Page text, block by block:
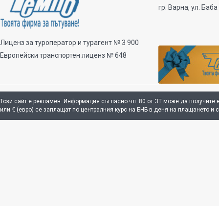
Лиценз за туроператор и турагент № 3 900
Европейски транспортен лиценз № 648
гр. Варна, ул.
Този сайт е рекламен. Информация съгласно чл. 80 от ЗТ може да
или € (евро) се заплащат по централния курс на БНБ в деня на плащането и